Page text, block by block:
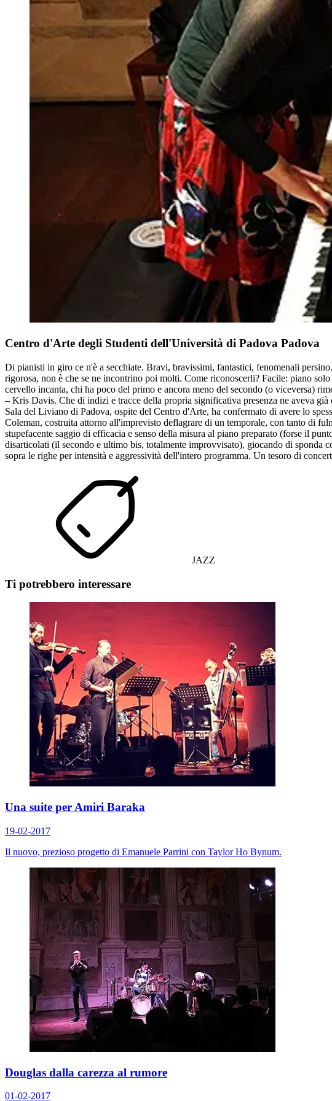
Centro d'Arte degli Studenti dell'Università di Padova Padova
Di pianisti in giro ce n'è a secchiate. Bravi, bravissimi, fantastici, fenomenali
rigorosa, non è che se ne incontrino poi molti. Come riconoscerli? Facile: piano
cervello incanta, chi ha poco del primo e ancora meno del secondo (o viceversa)
– Kris Davis. Che di indizi e tracce della propria significativa presenza ne aveva
Sala del Liviano di Padova, ospite del Centro d'Arte, ha confermato di avere lo
Coleman, costruita attorno all'imprevisto deflagrare di un temporale, con tanto di
stupefacente saggio di efficacia e senso della misura al piano preparato (forse il
disarticolati (il secondo e ultimo bis, totalmente improvvisato), giocando di sponda
sopra le righe per intensità e aggressività dell'intero programma. Un tesoro di
JAZZ
Ti potrebbero interessare
Una suite per Amiri Baraka
19-02-2017
Il nuovo, prezioso progetto di Emanuele Parrini con Taylor Ho Bynum.
Douglas dalla carezza al rumore
01-02-2017